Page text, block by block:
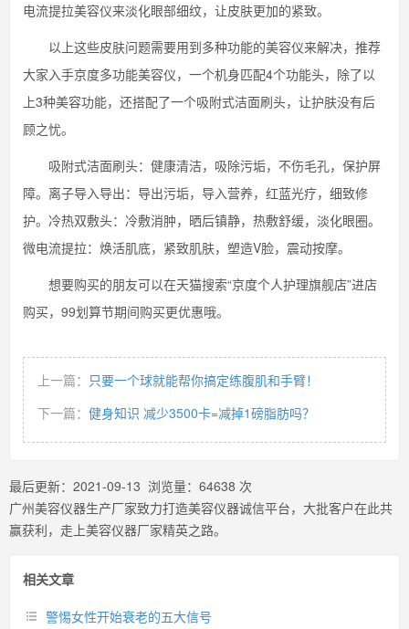
电流提拉美容仪来淡化眼部细纹，让皮肤更加的紧致。
以上这些皮肤问题需要用到多种功能的美容仪来解决，推荐
大家入手京度多功能美容仪，一个机身匹配4个功能头，除了以
上3种美容功能，还搭配了一个吸附式洁面刷头，让护肤没有后
顾之忧。
吸附式洁面刷头：健康清洁，吸除污垢，不伤毛孔，保护屏
障。离子导入导出：导出污垢，导入营养，红蓝光疗，细致修
护。冷热双敷头：冷敷消肿，晒后镇静，热敷舒缓，淡化眼圈。
微电流提拉：焕活肌底，紧致肌肤，塑造V脸，震动按摩。
想要购买的朋友可以在天猫搜索“京度个人护理旗舰店”进店
购买，99划算节期间购买更优惠哦。
上一篇： 只要一个球就能帮你搞定练腹肌和手臂！
下一篇： 健身知识 减少3500卡=减掉1磅脂肪吗？
最后更新： 2021-09-13 浏览量： 64638 次
广州美容仪器生产厂家致力打造美容仪器诚信平台，大批客户在此共
赢获利，走上美容仪器厂家精英之路。
相关文章
警惕女性开始衰老的五大信号